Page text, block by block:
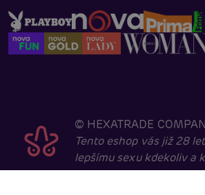
© HEXATRADE
Tento eshop vás již 28
lepšímu sexu kdekoliv a